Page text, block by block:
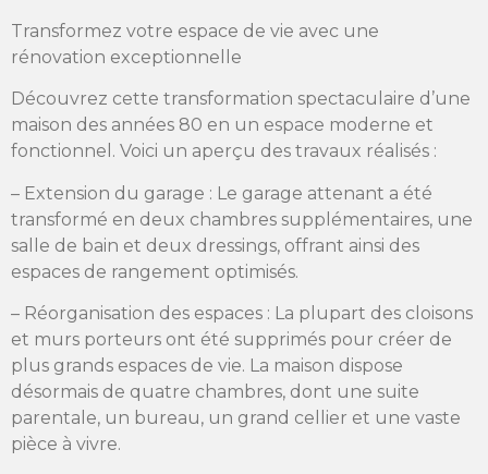
Transformez votre espace de vie avec une
rénovation exceptionnelle
Découvrez cette transformation spectaculaire d’une
maison des années 80 en un espace moderne et
fonctionnel. Voici un aperçu des travaux réalisés :
– Extension du garage : Le garage attenant a été
transformé en deux chambres supplémentaires, une
salle de bain et deux dressings, offrant ainsi des
espaces de rangement optimisés.
– Réorganisation des espaces : La plupart des cloisons
et murs porteurs ont été supprimés pour créer de
plus grands espaces de vie. La maison dispose
désormais de quatre chambres, dont une suite
parentale, un bureau, un grand cellier et une vaste
pièce à vivre.